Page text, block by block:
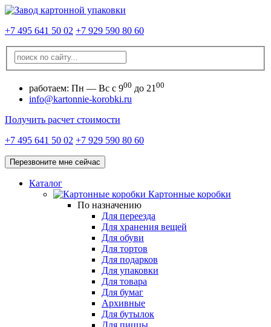
+7 495 641 50 02 +7 929 590 80 60
работаем: Пн — Вс с 900 до 21 00
info@kartonnie-korobki.ru
Получить расчет стоимости
+7 495 641 50 02 +7 929 590 80 60
Перезвоните мне сейчас
Каталог
Картонные коробки
По назначению
Для переезда
Для хранения вещей
Для обуви
Для тортов
Для подарков
Для упаковки
Для товара
Для бумаг
Архивные
Для бутылок
Для пиццы